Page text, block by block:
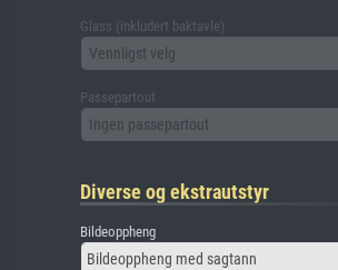
Glass (inkludert baktavle)
Vennligst velg
Passepartout
Ingen passepartout
Diverse og ekstrautstyr
Bildeoppheng
Bildeoppheng med sagtann